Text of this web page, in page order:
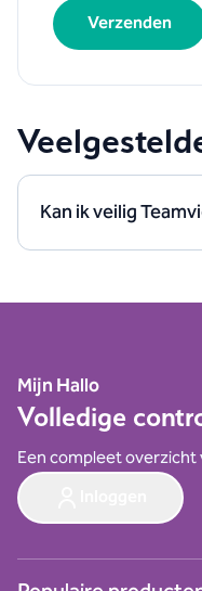
Kan ik veilig
Mijn Hallo
Volledige
Een compleet overzicht